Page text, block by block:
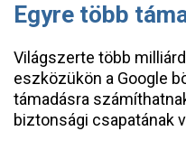
Egyre több
Világszerte több
eszközükön a Google
támadásra
biztonsági csapatának